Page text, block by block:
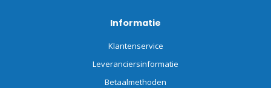
Informatie
Klantenservice
Leveranciersinformatie
Betaalmethoden